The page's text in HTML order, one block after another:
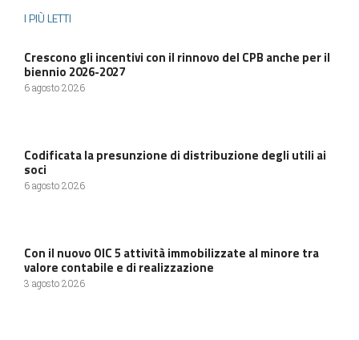
I PIÙ LETTI
Crescono gli incentivi con il rinnovo del CPB anche per il
biennio 2026-2027
6 agosto 2026
Codificata la presunzione di distribuzione degli utili ai
soci
6 agosto 2026
Con il nuovo OIC 5 attività immobilizzate al minore tra
valore contabile e di realizzazione
3 agosto 2026